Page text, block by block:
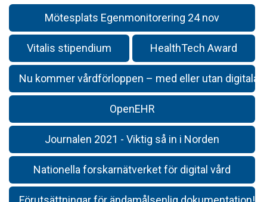
Mötesplats Egenmonitorering 24 nov
Vitalis stipendium HealthTech Award
Nu kommer vårdförloppen – med eller utan digitala
OpenEHR
Journalen 2021 - Viktig så in i Norden
Nationella forskarnätverket för digital vård